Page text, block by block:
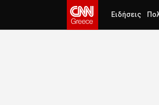
Ειδήσεις